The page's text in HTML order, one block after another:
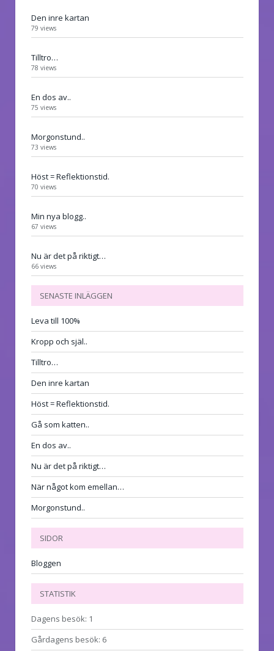
Den inre kartan
79 views
Tilltro…
78 views
En dos av..
75 views
Morgonstund..
73 views
Höst = Reflektionstid.
70 views
Min nya blogg..
67 views
Nu är det på riktigt…
66 views
SENASTE INLÄGGEN
Leva till 100%
Kropp och själ..
Tilltro…
Den inre kartan
Höst = Reflektionstid.
Gå som katten..
En dos av..
Nu är det på riktigt…
När något kom emellan…
Morgonstund..
SIDOR
Bloggen
STATISTIK
Dagens besök: 1
Gårdagens besök: 6